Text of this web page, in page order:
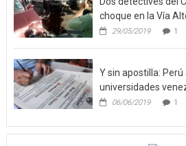
choque en la Vía
29/05/2019 1
Y sin apostilla:
universidades
06/06/2019 1